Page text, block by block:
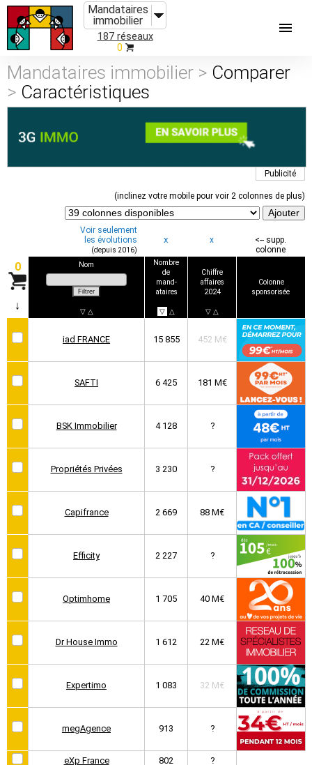
Mandataires
immobilier
187 réseaux
0
Mandataires immobilier > Comparer
> Caractéristiques
Publicité
(inclinez votre mobile pour voir 2 colonnes de plus)
Voir seulement
les évolutions
(depuis 2016)
x x
<-- supp.
colonne
0
↓
Nom
▽ △
Nombre
de
mand-
ataires
▽ △
Chiffre
affaires
2024
▽ △
Colonne
sponsorisée
iad FRANCE 15 855 452 M€
SAFTI 6 425 181 M€
BSK Immobilier 4 128 ?
Propriétés Privées 3 230 ?
Capifrance 2 669 88 M€
Efficity 2 227 ?
Optimhome 1 705 40 M€
Dr House Immo 1 612 22 M€
Expertimo 1 083 32 M€
megAgence 913 ?
eXp France 802
?